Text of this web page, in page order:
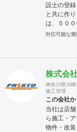
設士の登
と共に作
は、５００
対応可能な業
株式会
神奈川県川
施工管理
この会社
当社は店
ら施工・
物件・改